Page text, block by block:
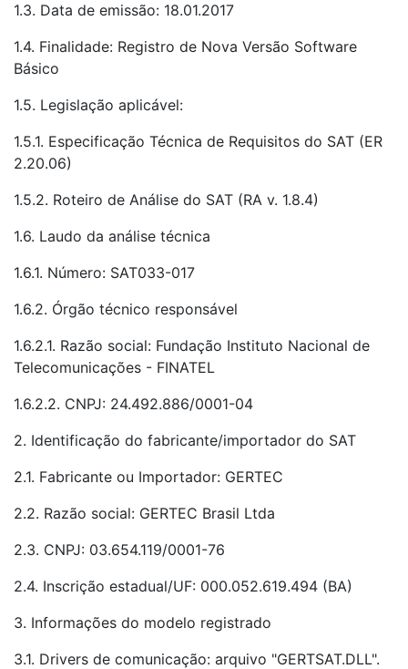
1.3. Data de emissão: 18.01.2017
1.4. Finalidade: Registro de Nova Versão Software
Básico
1.5. Legislação aplicável:
1.5.1. Especificação Técnica de Requisitos do SAT (ER
2.20.06)
1.5.2. Roteiro de Análise do SAT (RA v. 1.8.4)
1.6. Laudo da análise técnica
1.6.1. Número: SAT033-017
1.6.2. Órgão técnico responsável
1.6.2.1. Razão social: Fundação Instituto Nacional de
Telecomunicações - FINATEL
1.6.2.2. CNPJ: 24.492.886/0001-04
2. Identificação do fabricante/importador do SAT
2.1. Fabricante ou Importador: GERTEC
2.2. Razão social: GERTEC Brasil Ltda
2.3. CNPJ: 03.654.119/0001-76
2.4. Inscrição estadual/UF: 000.052.619.494 (BA)
3. Informações do modelo registrado
3.1. Drivers de comunicação: arquivo "GERTSAT.DLL".